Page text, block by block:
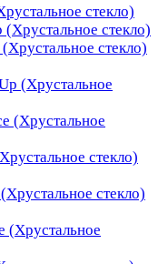
стекло)
стекло)
стекло)
(Хрустальное
(Хрустальное
стекло)
стекло)
(Хрустальное